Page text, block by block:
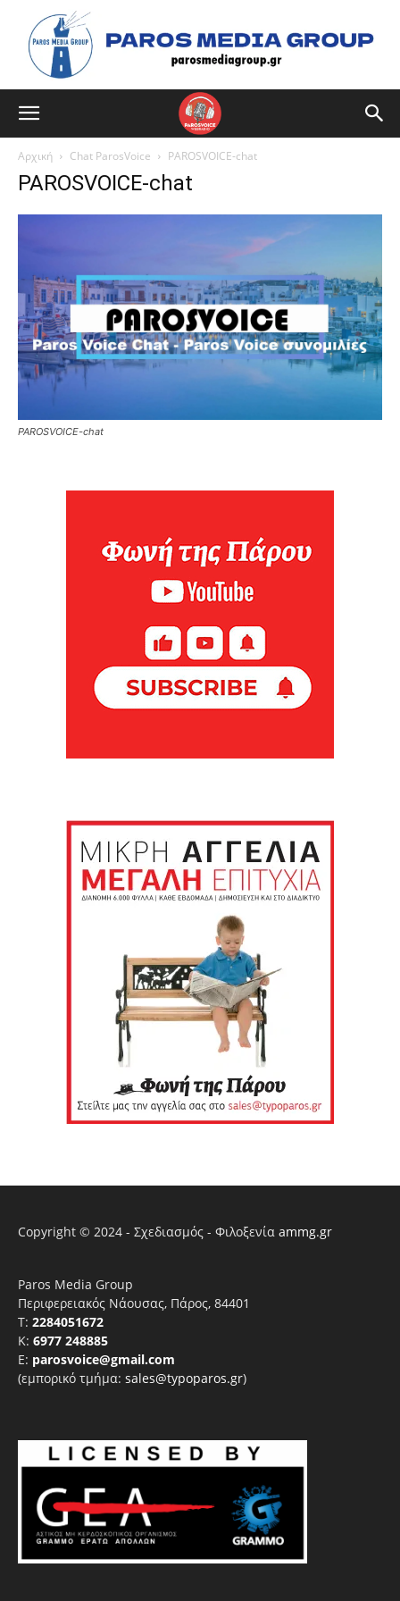
Αρχική Chat ParosVoice PAROSVOICE-chat
PAROSVOICE-chat
PAROSVOICE-chat
Copyright © 2024 - Σχεδιασμός - Φιλοξενία ammg.gr
Paros Media Group
Περιφερειακός Νάουσας, Πάρος, 84401
T: 2284051672
Κ: 6977 248885
E: parosvoice@gmail.com
(εμπορικό τμήμα: sales@typoparos.gr)